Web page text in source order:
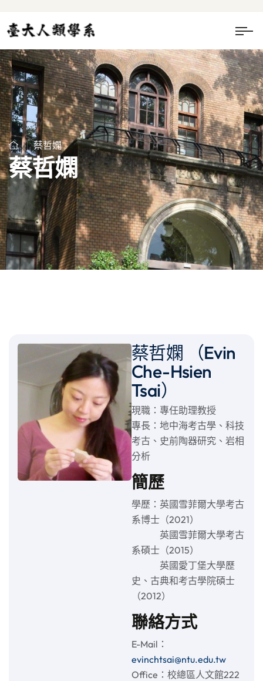
蔡哲嫻
蔡哲嫻
蔡哲嫻 （Evin
Che-Hsien
Tsai）
現職：專任助理教授
專長：地中海考古學、科技
考古、史前陶器研究、岩相
分析
簡歷
學歷：英國雪菲爾大學考古
系博士（2021）
英國雪菲爾大學考古
系碩士（2015）
英國愛丁堡大學歷
史、古典和考古學院碩士
（2012）
聯絡方式
E-Mail：
evinchtsai@ntu.edu.tw
Office：校總區人文館222